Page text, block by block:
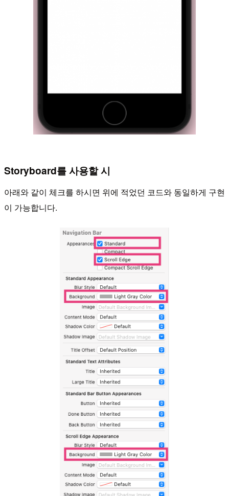
Storyboard를 사용할 시
아래와 같이 체크를 하시면 위에 적었던 코드와 동일하게 구현
이 가능합니다.